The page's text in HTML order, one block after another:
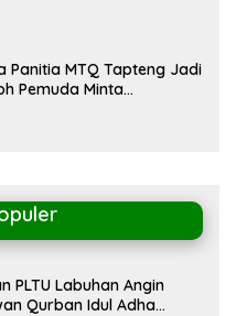
Panitia MTQ Tapteng Jadi
Pemuda Minta
PLTU Labuhan Angin
Qurban Idul Adha